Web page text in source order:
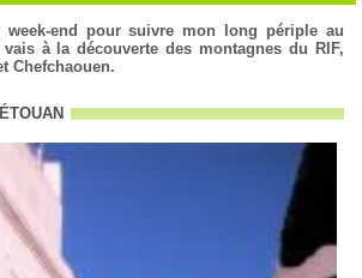
week-end pour suivre mon long périple au
à la découverte des montagnes du RIF,
Chefchaouen.